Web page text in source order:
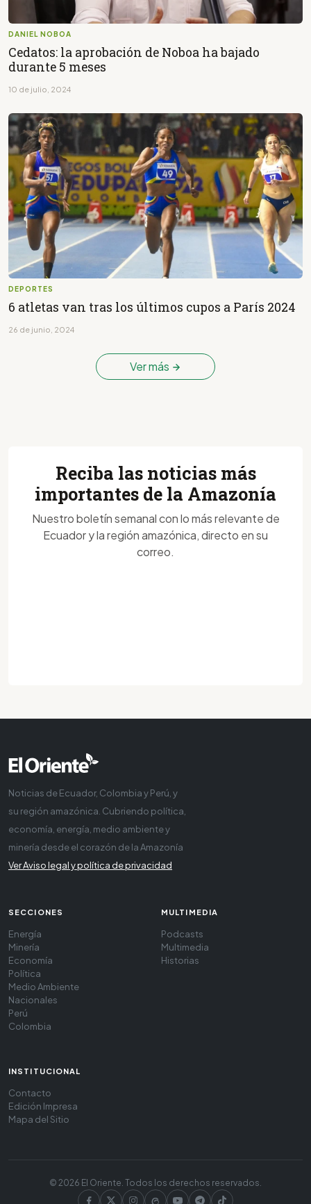
DANIEL NOBOA
Cedatos: la aprobación de Noboa ha bajado
durante 5 meses
10 de julio, 2024
DEPORTES
6 atletas van tras los últimos cupos a París 2024
26 de junio, 2024
Ver más
Reciba las noticias más
importantes de la Amazonía
Nuestro boletín semanal con lo más relevante de
Ecuador y la región amazónica, directo en su
correo.
Noticias de Ecuador, Colombia y Perú, y
su región amazónica. Cubriendo política,
economía, energía, medio ambiente y
minería desde el corazón de la Amazonía
Ver Aviso legal y política de privacidad
SECCIONES
Energía
Minería
Economía
Política
Medio Ambiente
Nacionales
Perú
Colombia
MULTIMEDIA
Podcasts
Multimedia
Historias
INSTITUCIONAL
Contacto
Edición Impresa
Mapa del Sitio
© 2026 El Oriente. Todos los derechos reservados.